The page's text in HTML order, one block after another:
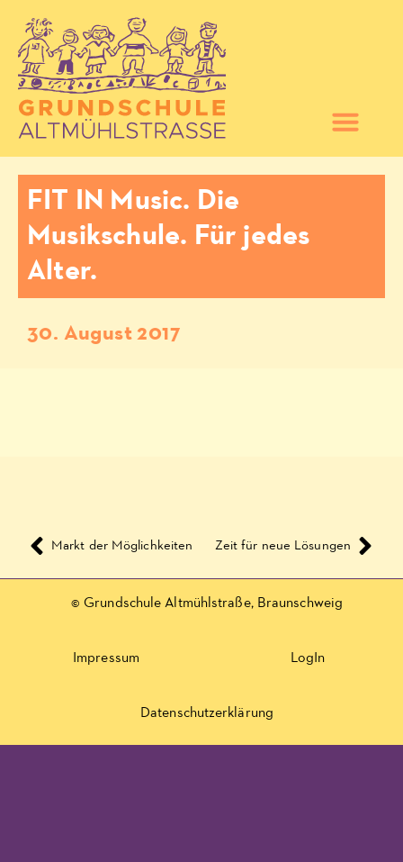
FIT IN Music. Die
Musikschule. Für jedes
Alter.
30. August 2017
Markt der Möglichkeiten Zeit für neue Lösungen
© Grundschule Altmühlstraße, Braunschweig
Impressum LogIn
Datenschutzerklärung